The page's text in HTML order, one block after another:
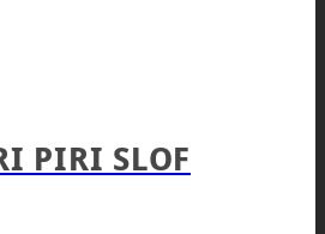
PIRI SLOF